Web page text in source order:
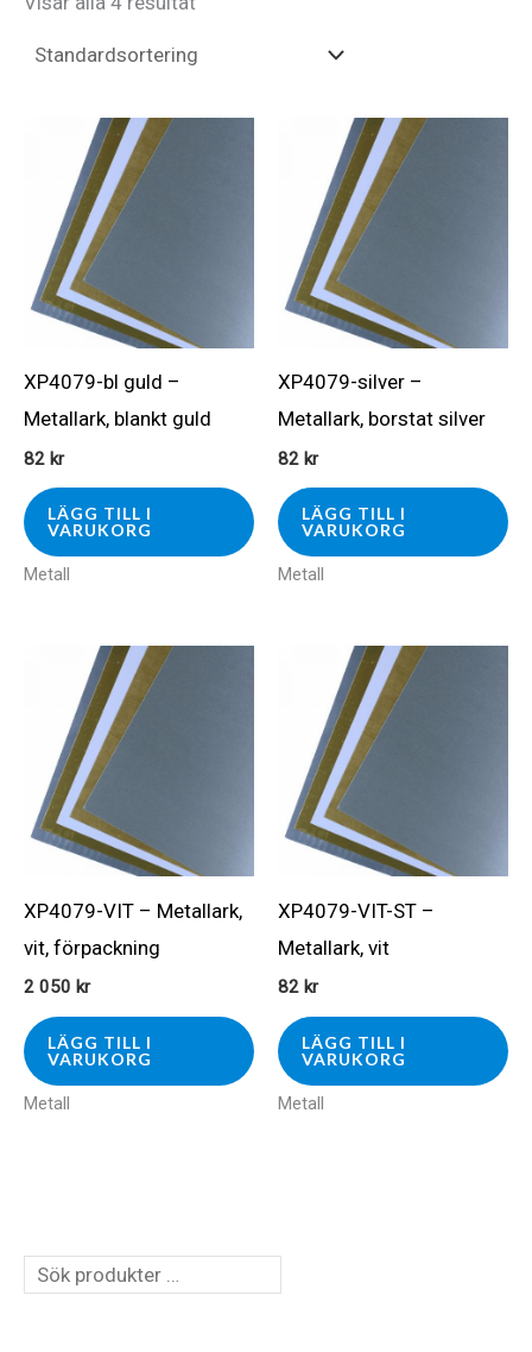
XP4079-bl guld –
Metallark, blankt guld
82 kr
LÄGG TILL I
VARUKORG
Metall
XP4079-silver –
Metallark, borstat silver
82 kr
LÄGG TILL I
VARUKORG
Metall
XP4079-VIT – Metallark,
vit, förpackning
2 050 kr
LÄGG TILL I
VARUKORG
Metall
XP4079-VIT-ST –
Metallark, vit
82 kr
LÄGG TILL I
VARUKORG
Metall